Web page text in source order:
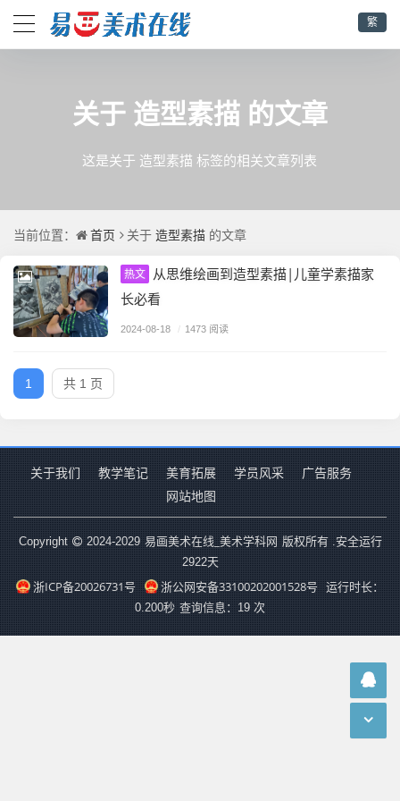
繁
关于 造型素描 的文章
这是关于 造型素描 标签的相关文章列表
当前位置： 首页 关于 造型素描 的文章
热文 从思维绘画到造型素描|儿童学素描家
长必看
2024-08-18 / 1473 阅读
1 共 1 页
关于我们 教学笔记 美育拓展 学员风采
广告服务
网站地图
Copyright 2024-2029 易画美术在线_美术学科网 版权所有 .安全运行
2922天
浙ICP备20026731号 浙公网安备33100202001528号
运行时长：
0.200秒 查询信息：19 次